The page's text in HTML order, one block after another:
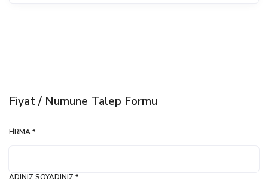
Fiyat / Numune Talep Formu
FIRMA *
ADINIZ SOYADINIZ *